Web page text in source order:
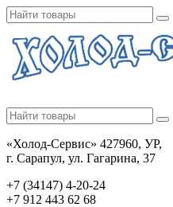
«Холод-Сервис» 427960, УР,
г. Сарапул, ул. Гагарина, 37
+7 (34147) 4-20-24
+7 912 443 62 68